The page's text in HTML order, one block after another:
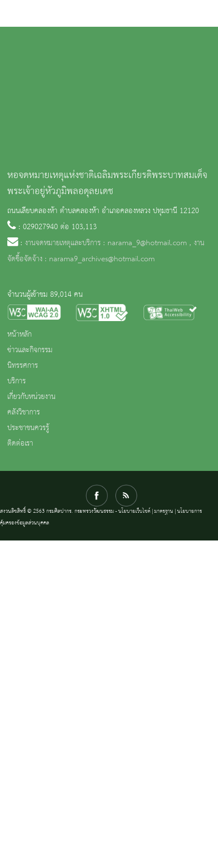
หอจดหมายเหตุแห่งชาติเฉลิมพระเกียรติพระบาทสมเด็จ
พระเจ้าอยู่หัวภูมิพลอดุลยเดช
ถนนเลียบคลองห้า ตำบลคลองห้า อำเภอคลองหลวง ปทุมธานี 12120
: 029027940 ต่อ 103,113
: งานจดหมายเหตุและบริการ : narama_9@hotmail.com , งาน
จัดซื้อจัดจ้าง : narama9_archives@hotmail.com
จำนวนผู้เข้าชม 89,014 คน
หน้าหลัก
ข่าวและกิจกรรม
นิทรรศการ
บริการ
เกี่ยวกับหน่วยงาน
คลังวิชาการ
ประชาชนควรรู้
ติดต่อเรา
สงวนลิขสิทธิ์ © 2563 กรมศิลปากร. กระทรวงวัฒนธรรม -นโยบายเว็บไซต์|มาตรฐาน |นโยบายการ
คุ้มครองข้อมูลส่วนบุคคล